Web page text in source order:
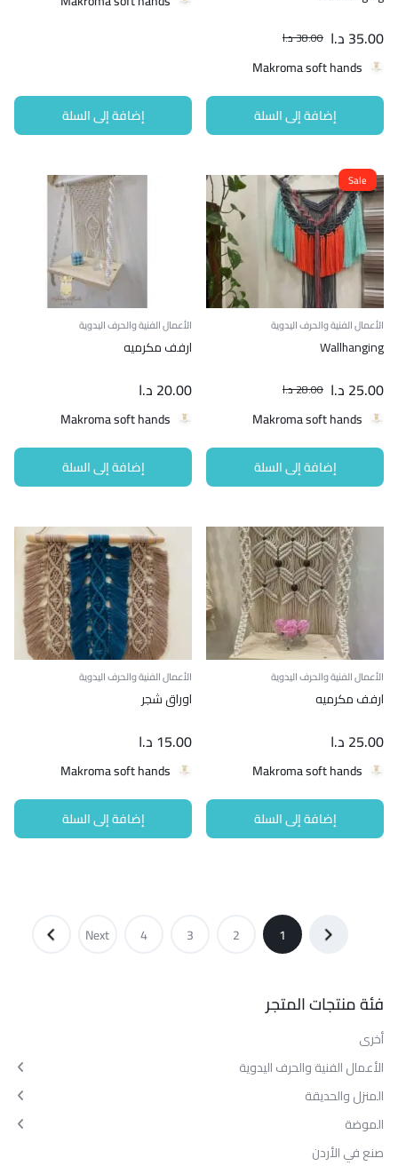
38.00د.ا 35.00 د.ا
Makroma soft hands
إضافة إلى السلة إضافة إلى السلة
Sale
الأعمال الفنية والحرف اليدوية
Wallhanging
28.00د.ا 25.00 د.ا
Makroma soft hands
إضافة إلى السلة
الأعمال الفنية والحرف اليدوية
ارفف مكرميه
20.00 د.ا
Makroma soft hands
إضافة إلى السلة
الأعمال الفنية والحرف اليدوية
ارفف مكرميه
25.00 د.ا
Makroma soft hands
إضافة إلى السلة
الأعمال الفنية والحرف اليدوية
اوراق شجر
15.00 د.ا
Makroma soft hands
إضافة إلى السلة
1
2
3
4
Next
فئة منتجات المتجر
أخرى
الأعمال الفنية والحرف اليدوية
المنزل والحديقة
الموضة
صنع في الأردن